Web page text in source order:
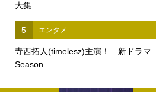
大集...
5 エンタメ
寺西拓人(timelesz)主演！ 新ドラマ
Season...